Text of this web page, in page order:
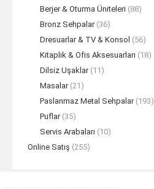
Berjer & Oturma Üniteleri (88)
Bronz Sehpalar (36)
Dresuarlar & TV & Konsol (56)
Kitaplık & Ofis Aksesuarları (18)
Dilsiz Uşaklar (11)
Masalar (21)
Paslanmaz Metal Sehpalar (193)
Puflar (35)
Servis Arabaları (10)
Online Satış (255)